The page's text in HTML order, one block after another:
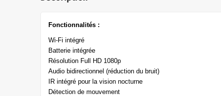
Fonctionnalités :
Wi-Fi intégré
Batterie intégrée
Résolution Full HD 1080p
Audio bidirectionnel (réduction du bruit)
IR intégré pour la vision nocturne
Détection de mouvement